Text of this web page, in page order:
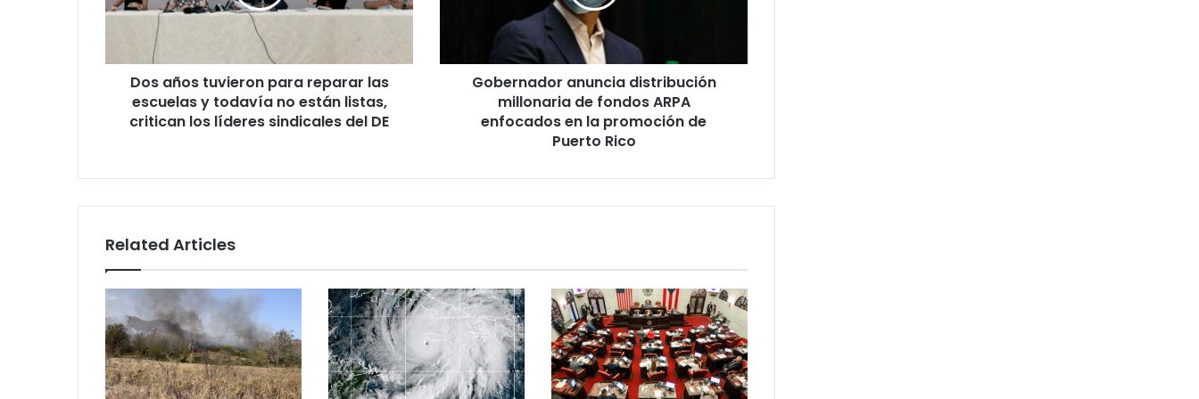
las
todavía
están
listas,
del
Dos años tuvieron para reparar las
escuelas y todavía no están listas,
critican los líderes sindicales del DE
en
Gobernador anuncia distribución
millonaria de fondos ARPA
enfocados en la promoción de
Puerto Rico
Related Articles